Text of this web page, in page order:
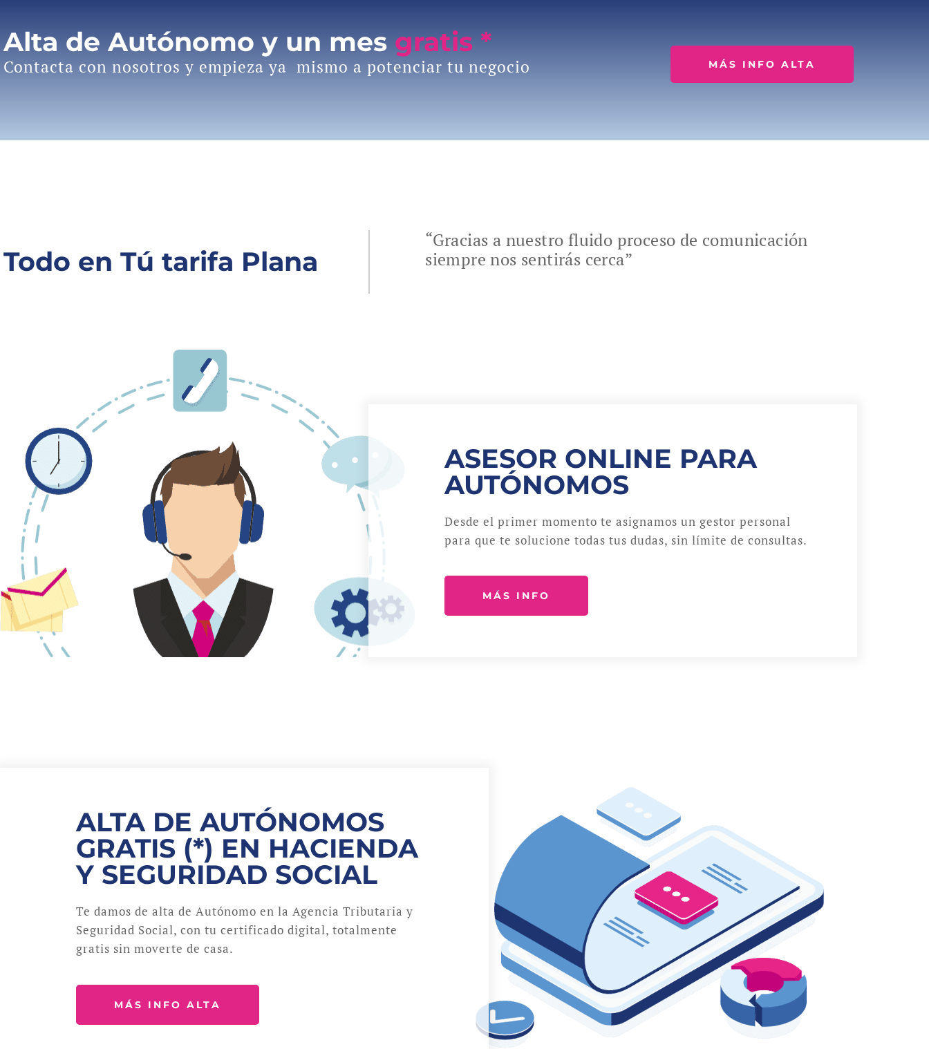
Alta de Autónomo y un mes gratis *
Contacta con nosotros y empieza ya mismo a potenciar tu negocio MÁS INFO ALTA
Todo en Tú tarifa Plana
“Gracias a nuestro fluido proceso de comunicación
siempre nos sentirás cerca”
ASESOR ONLINE PARA
AUTÓNOMOS
Desde el primer momento te asignamos un gestor personal
para que te solucione todas tus dudas, sin límite de consultas.
MÁS INFO
ALTA DE AUTÓNOMOS
GRATIS (*) EN HACIENDA
Y SEGURIDAD SOCIAL
Te damos de alta de Autónomo en la Agencia Tributaria y
Seguridad Social, con tu certificado digital, totalmente
gratis sin moverte de casa.
MÁS INFO ALTA